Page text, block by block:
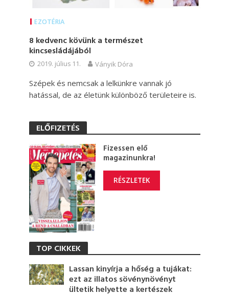
EZOTÉRIA
8 kedvenc kövünk a természet
kincsesládájából
2019. július 11. Ványik Dóra
Szépek és nemcsak a lelkünkre vannak jó
hatással, de az életünk különböző területeire is.
ELŐFIZETÉS
Fizessen elő
magazinunkra!
RÉSZLETEK
TOP CIKKEK
Lassan kinyírja a hőség a tujákat:
ezt az illatos sövénynövényt
ültetik helyette a kertészek